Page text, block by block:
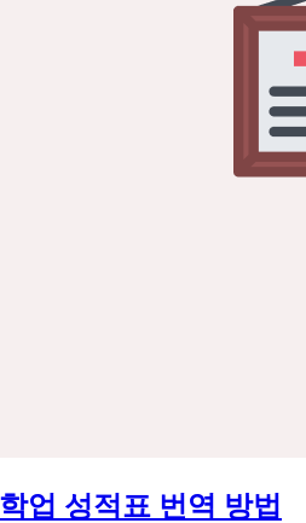
업 성적표 번역 방법